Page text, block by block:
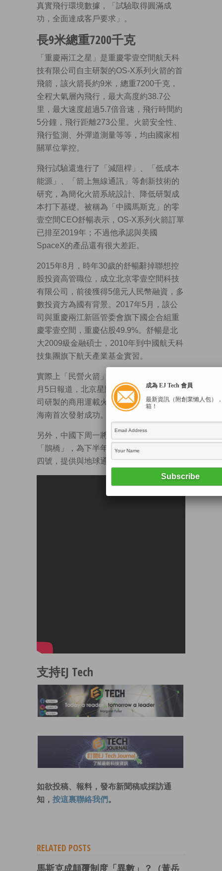
真實飛行環境數據，「試驗取得圓滿成
功，全面達成客戶要求」。
長9米總重7200千克
「重慶兩江之星」是重慶零壹空間航天科
技有限公司自主研製的OS-X系列火箭的首
飛箭，該火箭長約9米，總重7200千克，
全程大氣層內飛行，最大高度約38.7公
里，最大速度超過5.7倍音速，飛行時間約
5分鐘，飛行距離273公里。火箭安全性、
飛行監測、外彈道測量等等，均由國家相
關單位掌控。
飛行試驗還進行了「減阻桿」、「低成本
能源」、「箭上無線通訊」等創新技術的
研究，為簡化火箭系統設計、降低研製成
本打下基礎。被稱為「中國馬斯克」的零
壹空間CEO舒暢表示，OS-X系列火箭訂單
已排至2019年；不過他承認與美國
SpaceX的產品還有很大差距。
2015年8月，時年30歲的舒暢辭掉聯想控
股投資高管職位，成立北京零壹空間科技
有限公司，前後獲得5億元人民幣融資，多
數投資方為國有背景。2017年5月，該公
司與重慶兩江新區管委會旗下國企合組重
慶零壹空間，重慶佔股49.9%。舒暢是北
大2009級金融碩士，2010年到中國航天科
技集團旗下航天產業基金實習。
實際上「民營火箭」非此一家，新華社上
月5日報道，北京星際榮耀空間科技有限公
司研製的商用運載火箭「雙曲線一號S」在
海南首次發射成功。
另外，中國下周一將發射中繼通訊衞星
「鵲橋」，為下半年登陸月球背面的嫦娥
四號，提供與地球通訊的中繼服務。
支持EJ Tech
如欲投稿、報料，發布新聞稿或採訪通
知， 按這裏聯絡我們 。
RELATED POSTS
馬斯克成顛覆制度「異數」？（黃岳
成為 EJ Tech 會員
最新資訊（附創業懶人包）
箱！